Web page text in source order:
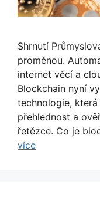
Shrnutí
proměnou.
internet věcí a
Blockchain nyní
technologie,
přehlednost a
řetězce. Co je
více